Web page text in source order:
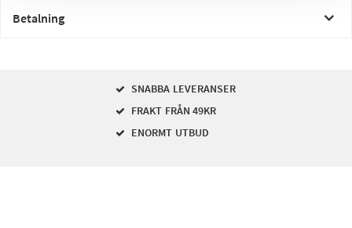
Betalning
SNABBA LEVERANSER
FRAKT FRÅN 49KR
ENORMT UTBUD